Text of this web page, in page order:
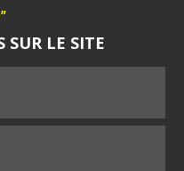
SUR LE SITE